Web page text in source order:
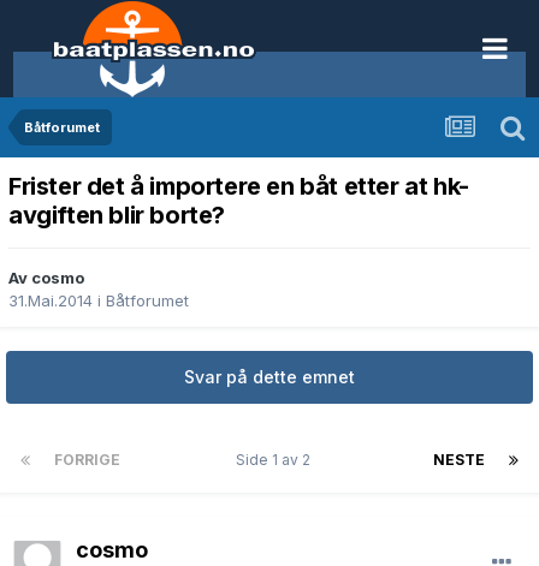
Båtforumet
Frister det å importere en båt etter at hk-
avgiften blir borte?
Av cosmo
31.Mai.2014 i Båtforumet
Svar på dette emnet
FORRIGE NESTE
Side 1 av 2
cosmo